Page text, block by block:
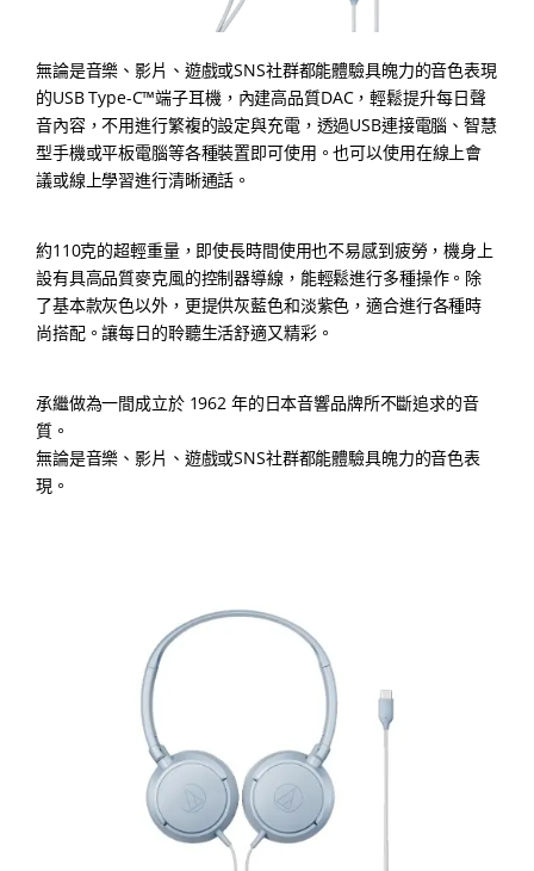
無論是音樂、影片、遊戲或SNS社群都能體驗具魄力的音色表現
的USB Type-C️™端子耳機，內建高品質DAC，輕鬆提升每日聲
音內容，不用進行繁複的設定與充電，透過USB連接電腦、智慧
型手機或平板電腦等各種裝置即可使用。也可以使用在線上會
議或線上學習進行清晰通話。
約110克的超輕重量，即使長時間使用也不易感到疲勞，機身上
設有具高品質麥克風的控制器導線，能輕鬆進行多種操作。除
了基本款灰色以外，更提供灰藍色和淡紫色，適合進行各種時
尚搭配。讓每日的聆聽生活舒適又精彩。
承繼做為一間成立於 1962 年的日本音響品牌所不斷追求的音
質。
無論是音樂、影片、遊戲或SNS社群都能體驗具魄力的音色表
現。